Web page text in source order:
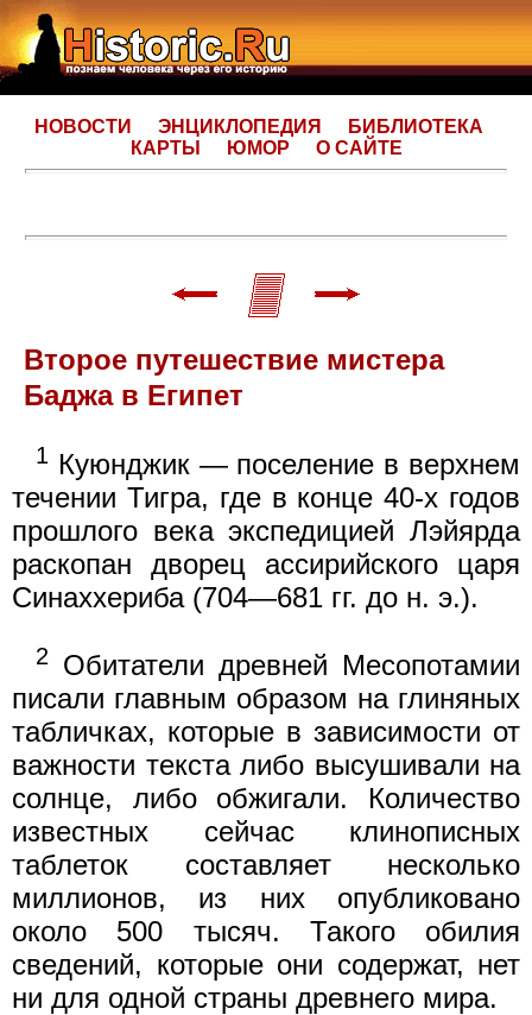
НОВОСТИ ЭНЦИКЛОПЕДИЯ
БИБЛИОТЕКА
КАРТЫ
ЮМОР О САЙТЕ
Второе путешествие мистера
Баджа в Египет
1 Куюнджик — поселение в верхнем
течении Тигра, где в конце 40-х годов
прошлого века экспедицией Лэйярда
раскопан дворец ассирийского царя
Синаххериба (704—681 гг. до н. э.).
2
Обитатели древней Месопотамии
писали главным образом на глиняных
табличках, которые в зависимости от
важности текста либо высушивали на
солнце, либо обжигали. Количество
известных сейчас клинописных
таблеток составляет несколько
миллионов, из них опубликовано
около 500 тысяч. Такого обилия
сведений, которые они содержат, нет
ни для одной страны древнего мира.